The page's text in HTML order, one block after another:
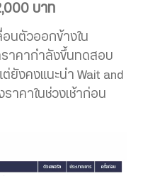
บาท
อนตัวออกข้างใน
าคากำลังขึ้นทดสอบ
งคงแนะนำ Wait and
าคาในช่วงเช้าก่อน